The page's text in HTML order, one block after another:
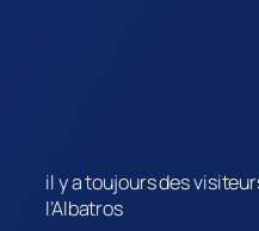
il y a toujours des
l’Albatros